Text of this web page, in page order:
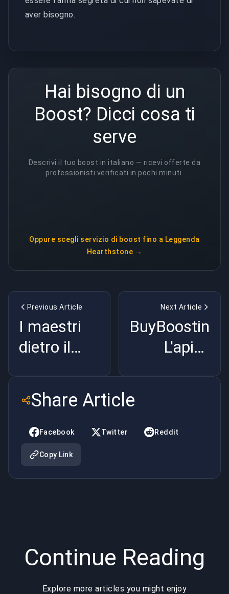
aver bisogno.
Hai bisogno di un
Boost? Dicci cosa ti
serve
Descrivi il tuo boost in italiano — ricevi offerte da
professionisti verificati in pochi minuti.
Oppure scegli servizio di boost fino a Leggenda
Hearthstone →
Previous Article
I maestri
dietro il
migliori
allenatori
di Dota 2
Esports
Next Article
L'apice
dell'eccellenza
del gioco
Share Article
Facebook Twitter Reddit
Copy Link
Continue Reading
Explore more articles you might enjoy